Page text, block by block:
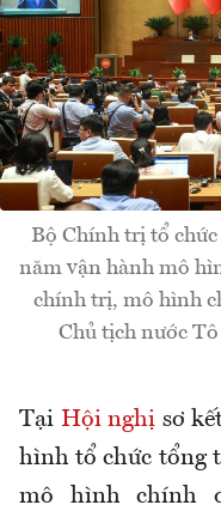
Bộ Chính trị tổ
năm vận hành mô
chính trị, mô hình
Chủ tịch nước
Tại Hội nghị sơ
hình tổ chức tổng
mô hình chính